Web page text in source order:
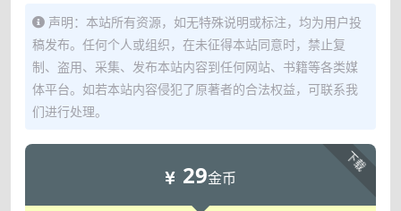
声明：本站所有资源，如无特殊说明或标注，均为用户投
稿发布。任何个人或组织，在未征得本站同意时，禁止复
制、盗用、采集、发布本站内容到任何网站、书籍等各类媒
体平台。如若本站内容侵犯了原著者的合法权益，可联系我
们进行处理。
下载
29金币